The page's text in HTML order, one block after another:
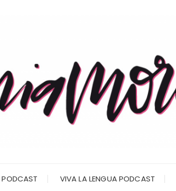
VIVA LA LENGUA PODCAST